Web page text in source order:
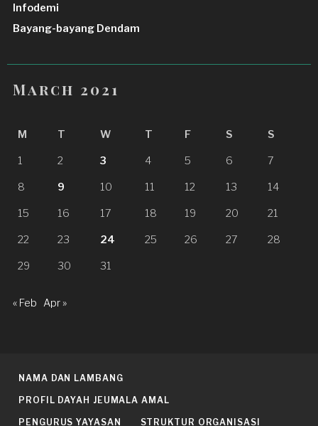
Infodemi
Bayang-bayang Dendam
March 2021
M T W T F S S
1 2 3 4 5 6 7
8 9 10 11 12 13 14
15 16 17 18 19 20 21
22 23 24 25 26 27 28
29 30 31
« Feb Apr »
NAMA DAN LAMBANG
PROFIL DAYAH JEUMALA AMAL
PENGURUS YAYASAN STRUKTUR ORGANISASI